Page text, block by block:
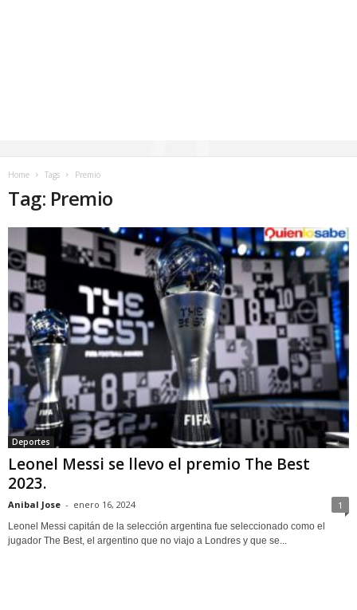
Home Tags Premio
Tag: Premio
Deportes
Leonel Messi se llevo el premio The Best
2023.
Anibal Jose - enero 16, 2024 1
Leonel Messi capitán de la selección argentina fue seleccionado como el
jugador The Best, el argentino que no viajo a Londres y que se...